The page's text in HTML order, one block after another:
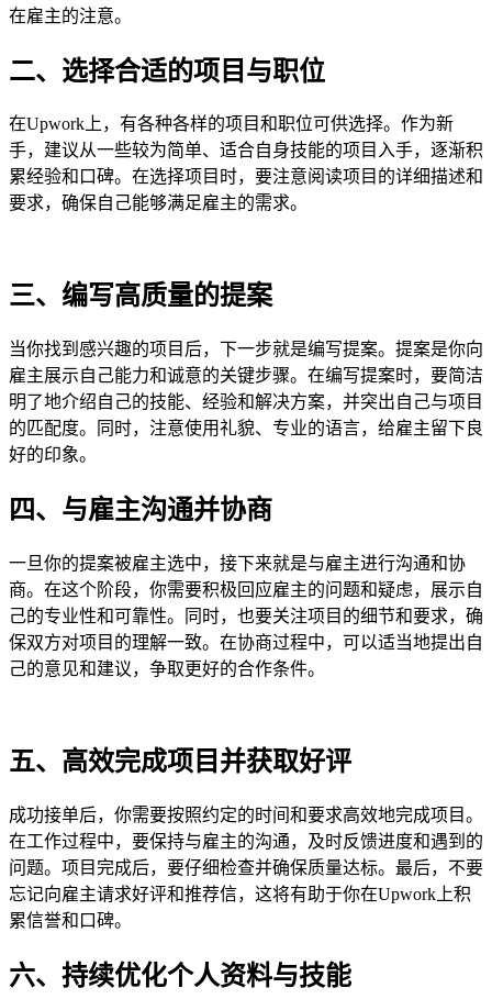
在雇主的注意。
二、选择合适的项目与职位
在Upwork上，有各种各样的项目和职位可供选择。作为新
手，建议从一些较为简单、适合自身技能的项目入手，逐渐积
累经验和口碑。在选择项目时，要注意阅读项目的详细描述和
要求，确保自己能够满足雇主的需求。
三、编写高质量的提案
当你找到感兴趣的项目后，下一步就是编写提案。提案是你向
雇主展示自己能力和诚意的关键步骤。在编写提案时，要简洁
明了地介绍自己的技能、经验和解决方案，并突出自己与项目
的匹配度。同时，注意使用礼貌、专业的语言，给雇主留下良
好的印象。
四、与雇主沟通并协商
一旦你的提案被雇主选中，接下来就是与雇主进行沟通和协
商。在这个阶段，你需要积极回应雇主的问题和疑虑，展示自
己的专业性和可靠性。同时，也要关注项目的细节和要求，确
保双方对项目的理解一致。在协商过程中，可以适当地提出自
己的意见和建议，争取更好的合作条件。
五、高效完成项目并获取好评
成功接单后，你需要按照约定的时间和要求高效地完成项目。
在工作过程中，要保持与雇主的沟通，及时反馈进度和遇到的
问题。项目完成后，要仔细检查并确保质量达标。最后，不要
忘记向雇主请求好评和推荐信，这将有助于你在Upwork上积
累信誉和口碑。
六、持续优化个人资料与技能